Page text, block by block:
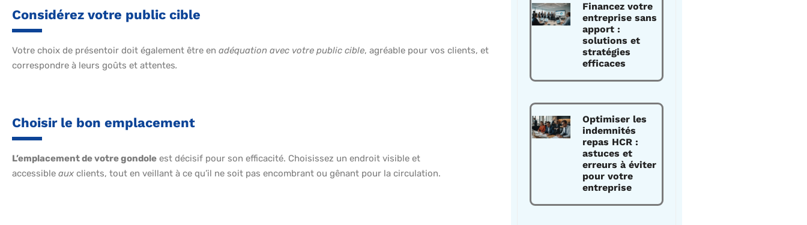
Considérez votre public cible
Votre choix de présentoir doit également être en adéquation avec votre public cible, agréable pour vos clients, et
correspondre à leurs goûts et attentes.
Choisir le bon emplacement
L’emplacement de votre gondole est décisif pour son efficacité. Choisissez un endroit visible et
accessible aux clients, tout en veillant à ce qu’il ne soit pas encombrant ou gênant pour la circulation.
Financez votre
entreprise sans
apport :
solutions et
stratégies
efficaces
Optimiser les
indemnités
repas HCR :
astuces et
erreurs à éviter
pour votre
entreprise